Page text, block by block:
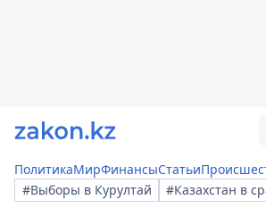
ПолитикаМирФинансыСтатьи
#Выборы в Курултай
#Казахстан в